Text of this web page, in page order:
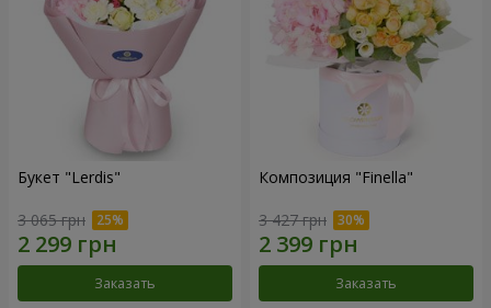
Букет "Lerdis"
3 065 грн
Заказать
Композиция "Finella"
3 427 грн
Заказать